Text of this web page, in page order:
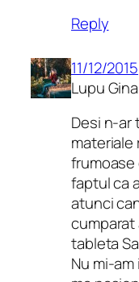
Reply
11/12/2015
Lupu Gina
Desi n-ar
materiale
faptul ca
atunci
tableta
Nu mi-